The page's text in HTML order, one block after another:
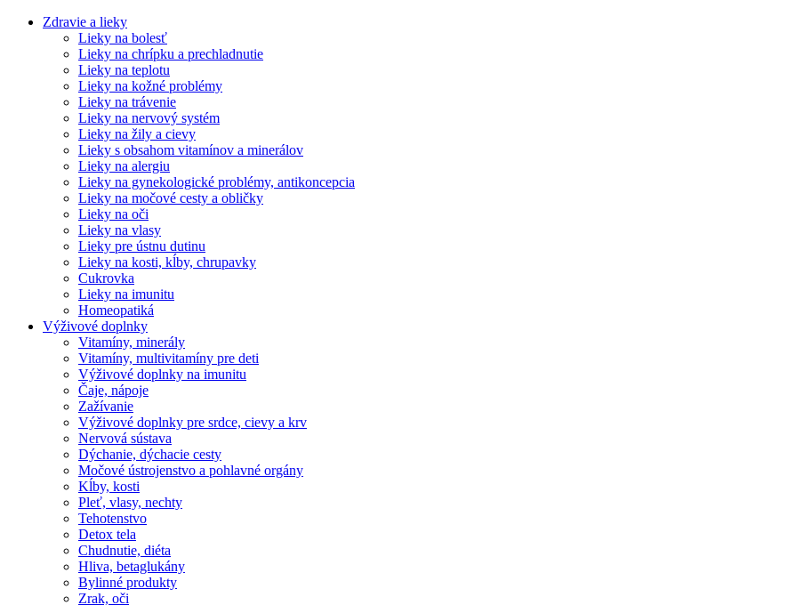
Zdravie a lieky
Lieky na bolesť
Lieky na chrípku a prechladnutie
Lieky na teplotu
Lieky na kožné problémy
Lieky na trávenie
Lieky na nervový systém
Lieky na žily a cievy
Lieky s obsahom vitamínov a minerálov
Lieky na alergiu
Lieky na gynekologické problémy, antikoncepcia
Lieky na močové cesty a obličky
Lieky na oči
Lieky na vlasy
Lieky pre ústnu dutinu
Lieky na kosti, kĺby, chrupavky
Cukrovka
Lieky na imunitu
Homeopatiká
Výživové doplnky
Vitamíny, minerály
Vitamíny, multivitamíny pre deti
Výživové doplnky na imunitu
Čaje, nápoje
Zažívanie
Výživové doplnky pre srdce, cievy a krv
Nervová sústava
Dýchanie, dýchacie cesty
Močové ústrojenstvo a pohlavné orgány
Kĺby, kosti
Pleť, vlasy, nechty
Tehotenstvo
Detox tela
Chudnutie, diéta
Hliva, betaglukány
Bylinné produkty
Zrak, oči